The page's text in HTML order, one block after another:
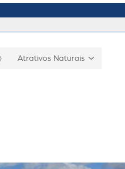
Atrativos Naturais